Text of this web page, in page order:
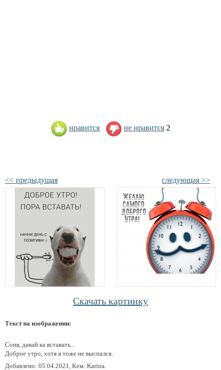
нравится не нравится 2
<< предыдущая следующая >>
Скачать картинку
Текст на изображении:
Соня, давай ка вставать...
Доброе утро, хотя я тоже не выспался.
Добавлено: 05.04.2021, Кем: Karina.